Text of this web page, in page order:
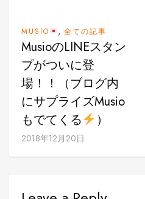
MUSIO , 全ての記事
MusioのLINEスタン
プがついに登
場！！（ブログ内
にサプライズMusio
もでてくる
）
2018年12月20日